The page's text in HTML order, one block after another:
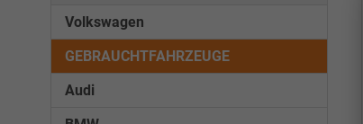
Volkswagen
GEBRAUCHTFAHRZEUGE
Audi